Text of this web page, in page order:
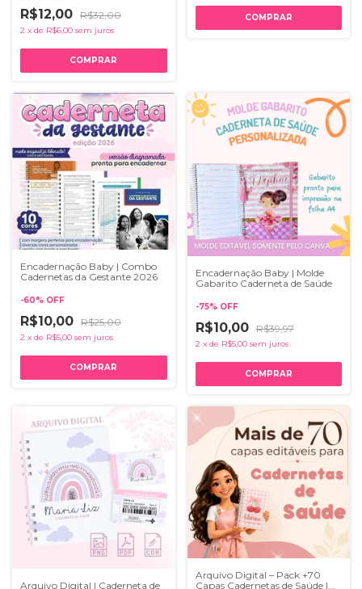
R$12,00 R$32,00
2 x de R$6,00 sem juros
Encadernação Baby | Combo
Cadernetas da Gestante 2026
-60% OFF
R$10,00 R$25,00
2 x de R$5,00 sem juros
Encadernação Baby | Molde
Gabarito Caderneta de Saúde
-75% OFF
R$10,00 R$39,97
2 x de R$5,00 sem juros
Arquivo Digital | Caderneta de
Arquivo Digital – Pack +70
Capas Cadernetas de Saúde |